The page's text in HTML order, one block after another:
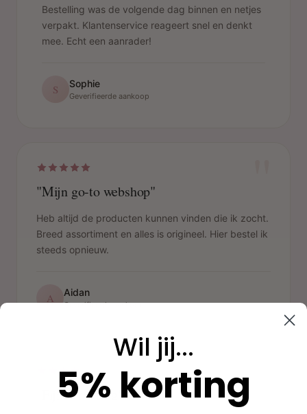
Bestelling was de volgende dag binnen en netjes
verpakt. Klantenservice reageert snel en denkt
mee. Echt een aanrader!
S Sophie
Geverifieerde aankoop
"Mijn go-to webshop"
Heb altijd de producten kunnen vinden die ik zocht.
Breed assortiment en alles is origineel. Hier bestel ik
steeds opnieuw.
A Aidan
Geverifieerde aankoop
"Fijne ervaring"
Wil jij...
5% korting